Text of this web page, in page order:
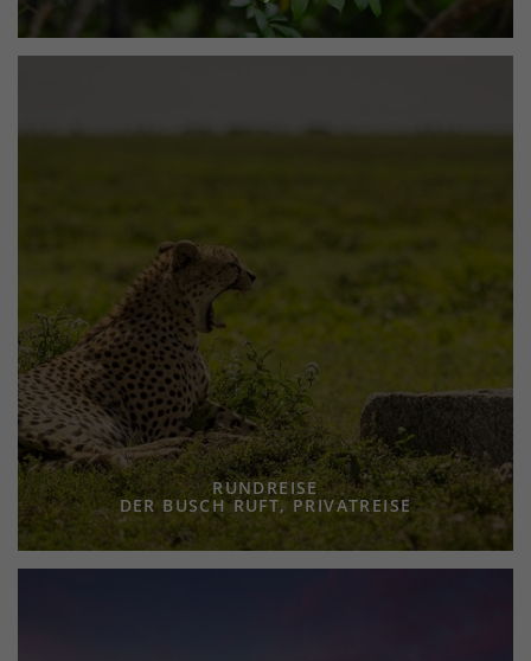
RUNDREISE
DER BUSCH RUFT, PRIVATREISE